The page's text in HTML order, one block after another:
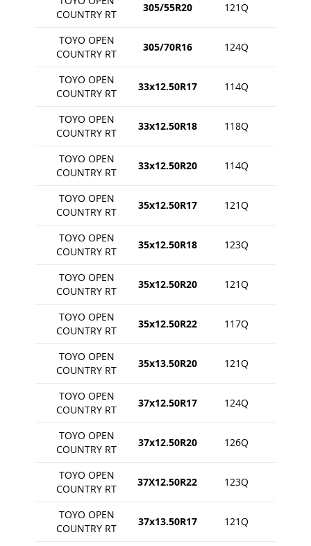
COUNTRY RT
305/55R20 121Q
TOYO OPEN
COUNTRY RT
305/70R16 124Q
TOYO OPEN
COUNTRY RT
33x12.50R17 114Q
TOYO OPEN
COUNTRY RT
33x12.50R18 118Q
TOYO OPEN
COUNTRY RT
33x12.50R20 114Q
TOYO OPEN
COUNTRY RT
35x12.50R17 121Q
TOYO OPEN
COUNTRY RT
35x12.50R18 123Q
TOYO OPEN
COUNTRY RT
35x12.50R20 121Q
TOYO OPEN
COUNTRY RT
35x12.50R22 117Q
TOYO OPEN
COUNTRY RT
35x13.50R20 121Q
TOYO OPEN
COUNTRY RT
37x12.50R17 124Q
TOYO OPEN
COUNTRY RT
37x12.50R20 126Q
TOYO OPEN
COUNTRY RT
37X12.50R22 123Q
TOYO OPEN
COUNTRY RT
37x13.50R17 121Q